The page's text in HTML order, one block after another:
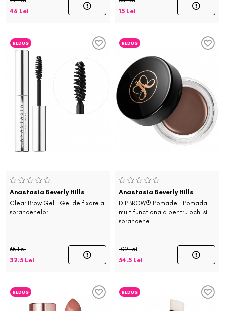
46 Lei
15 Lei
REDUS
Anastasia Beverly Hills
Clear Brow Gel - Gel de fixare al
sprancenelor
65 Lei
32.5 Lei
REDUS
Anastasia Beverly Hills
DIPBROW® Pomade - Pomada
multifunctionala pentru ochi si
sprancene
109 Lei
54.5 Lei
REDUS REDUS